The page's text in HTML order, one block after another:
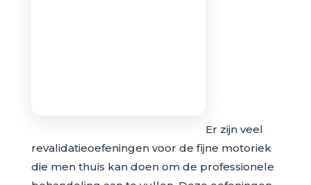
Er zijn veel
revalidatieoefeningen voor de fijne motoriek
die men thuis kan doen om de professionele